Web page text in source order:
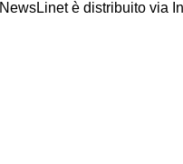
è distribuito via